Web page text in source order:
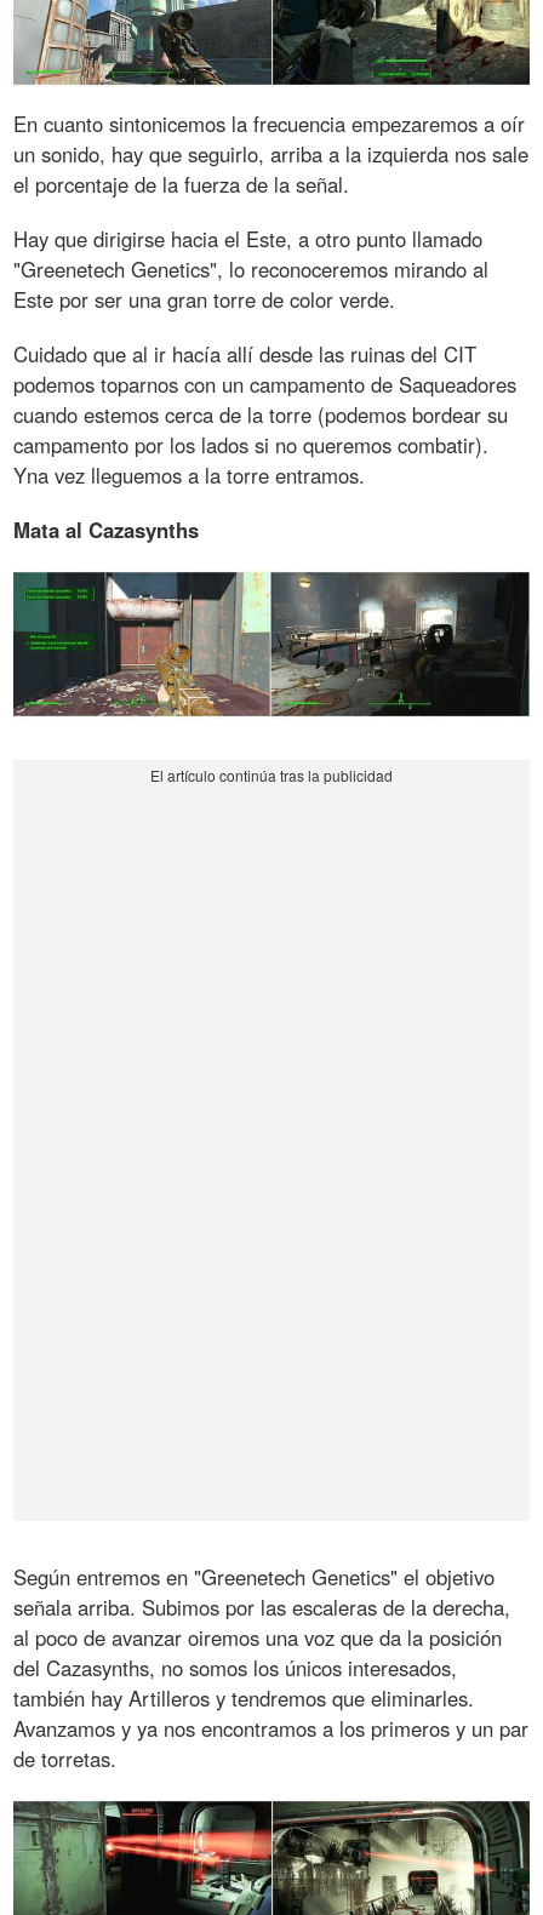
En cuanto sintonicemos la frecuencia empezaremos a oír
un sonido, hay que seguirlo, arriba a la izquierda nos sale
el porcentaje de la fuerza de la señal.
Hay que dirigirse hacia el Este, a otro punto llamado
"Greenetech Genetics", lo reconoceremos mirando al
Este por ser una gran torre de color verde.
Cuidado que al ir hacía allí desde las ruinas del CIT
podemos toparnos con un campamento de Saqueadores
cuando estemos cerca de la torre (podemos bordear su
campamento por los lados si no queremos combatir).
Yna vez lleguemos a la torre entramos.
Mata al Cazasynths
Según entremos en "Greenetech Genetics" el objetivo
señala arriba. Subimos por las escaleras de la derecha,
al poco de avanzar oiremos una voz que da la posición
del Cazasynths, no somos los únicos interesados,
también hay Artilleros y tendremos que eliminarles.
Avanzamos y ya nos encontramos a los primeros y un par
de torretas.